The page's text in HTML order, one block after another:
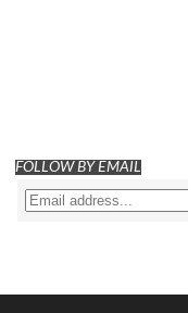
FOLLOW BY EMAIL